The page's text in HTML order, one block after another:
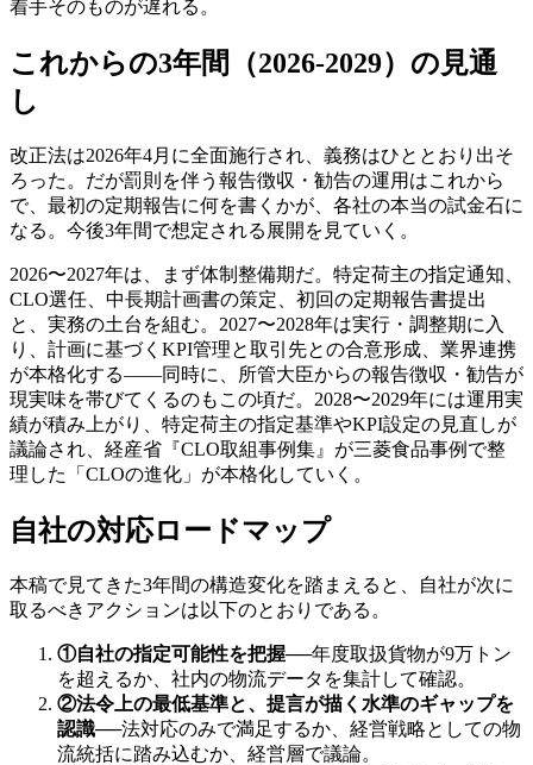
着手そのものが遅れる。
これからの3年間（2026-2029）の見通
し
改正法は2026年4月に全面施行され、義務はひととおり出そ
ろった。だが罰則を伴う報告徴収・勧告の運用はこれから
で、最初の定期報告に何を書くかが、各社の本当の試金石に
なる。今後3年間で想定される展開を見ていく。
2026〜2027年は、まず体制整備期だ。特定荷主の指定通知、
CLO選任、中長期計画書の策定、初回の定期報告書提出
と、実務の土台を組む。2027〜2028年は実行・調整期に入
り、計画に基づくKPI管理と取引先との合意形成、業界連携
が本格化する――同時に、所管大臣からの報告徴収・勧告が
現実味を帯びてくるのもこの頃だ。2028〜2029年には運用実
績が積み上がり、特定荷主の指定基準やKPI設定の見直しが
議論され、経産省『CLO取組事例集』が三菱食品事例で整
理した「CLOの進化」が本格化していく。
自社の対応ロードマップ
本稿で見てきた3年間の構造変化を踏まえると、自社が次に
取るべきアクションは以下のとおりである。
①自社の指定可能性を把握──年度取扱貨物が9万トン
を超えるか、社内の物流データを集計して確認。
②法令上の最低基準と、提言が描く水準のギャップを
認識──法対応のみで満足するか、経営戦略としての物
流統括に踏み込むか、経営層で議論。